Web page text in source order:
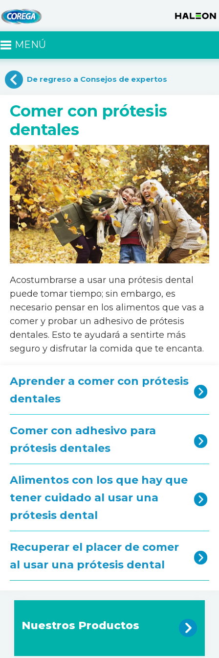
MENÚ
De regreso a Consejos de expertos
Comer con prótesis
dentales
Acostumbrarse a usar una prótesis dental
puede tomar tiempo; sin embargo, es
necesario pensar en los alimentos que vas a
comer y probar un adhesivo de prótesis
dentales. Esto te ayudará a sentirte más
seguro y disfrutar la comida que te encanta.
Aprender a comer con prótesis
dentales
Comer con adhesivo para
prótesis dentales
Alimentos con los que hay que
tener cuidado al usar una
prótesis dental
Recuperar el placer de comer
al usar una prótesis dental
Nuestros Productos